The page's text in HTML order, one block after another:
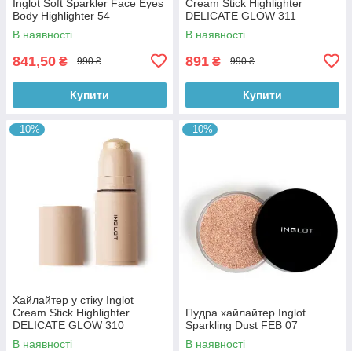
Inglot Soft Sparkler Face Eyes
Body Highlighter 54
В наявності
841,50 ₴ 990 ₴
Купити
Cream Stick Highlighter
DELICATE GLOW 311
В наявності
891 ₴ 990 ₴
Купити
–10%
Хайлайтер у стіку Inglot
Cream Stick Highlighter
DELICATE GLOW 310
В наявності
–10%
Пудра хайлайтер Inglot
Sparkling Dust FEB 07
В наявності